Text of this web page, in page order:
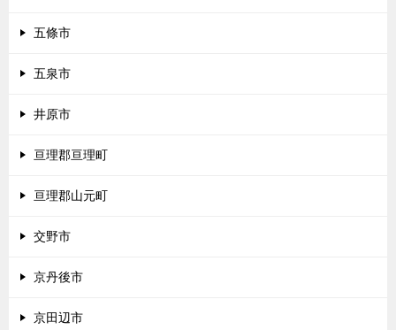
五條市
五泉市
井原市
亘理郡亘理町
亘理郡山元町
交野市
京丹後市
京田辺市